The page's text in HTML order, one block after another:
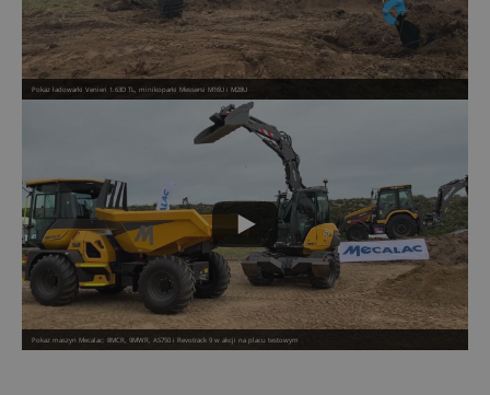
Pokaz ładowarki Venieri 1.63D TL, minikoparki Messersi M16U i M28U
Pokaz maszyn Mecalac: 8MCR, 9MWR, AS750 i Revotrack 9 w akcji na placu testowym